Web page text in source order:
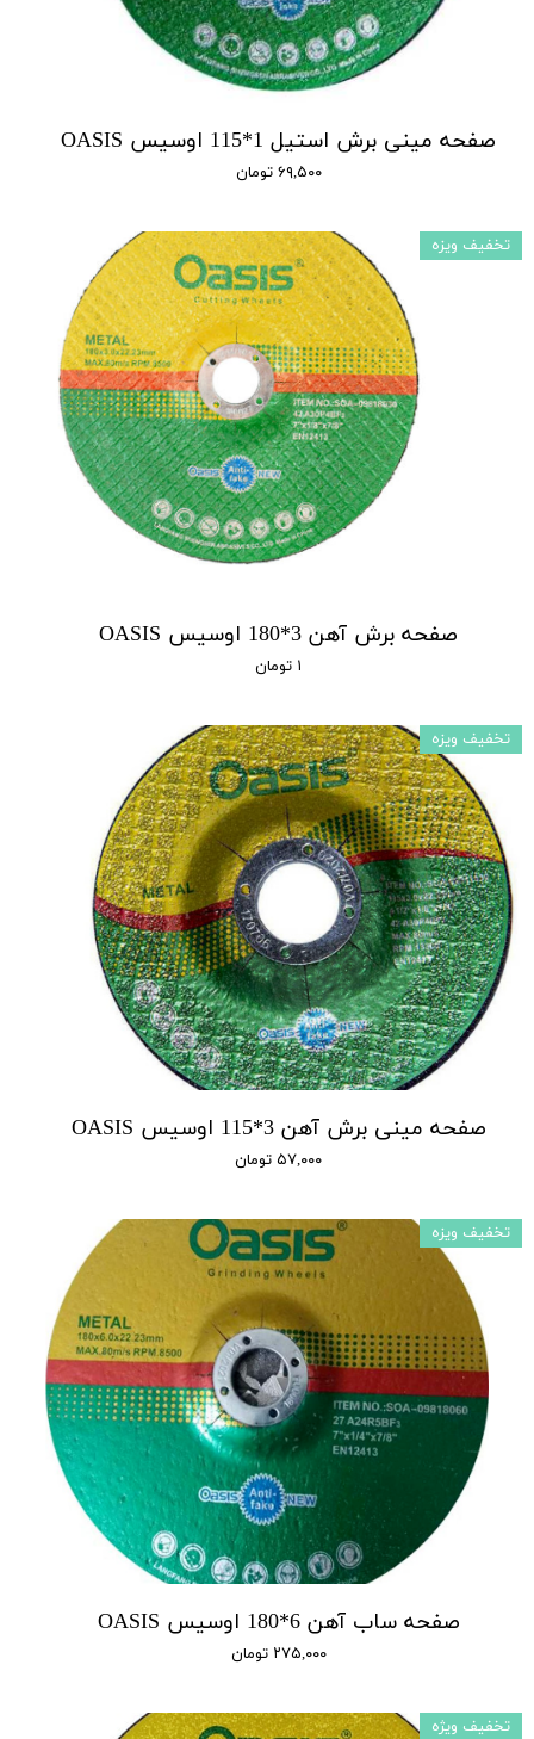
صفحه مینی برش استیل 1*115 اوسیس OASIS
۶۹,۵۰۰ تومان
صفحه برش آهن 3*180 اوسیس OASIS
۱ تومان
تخفیف ویزه
صفحه مینی برش آهن 3*115 اوسیس OASIS
۵۷,۰۰۰ تومان
تخفیف ویزه
صفحه ساب آهن 6*180 اوسیس OASIS
۲۷۵,۰۰۰ تومان
تخفیف ویزه
تخفیف ویژه